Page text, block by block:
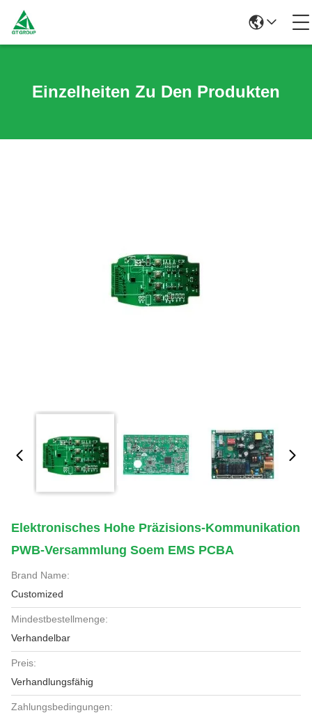
Einzelheiten Zu Den Produkten
Elektronisches Hohe Präzisions-Kommunikation
PWB-Versammlung Soem EMS PCBA
Brand Name:
Customized
Mindestbestellmenge:
Verhandelbar
Preis:
Verhandlungsfähig
Zahlungsbedingungen: